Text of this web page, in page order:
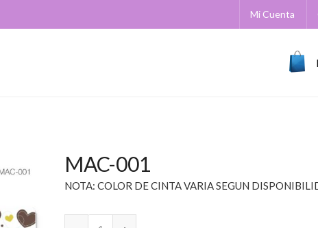
Mi Cuenta
MAC-001
NOTA: COLOR DE CINTA VARIA SEGUN